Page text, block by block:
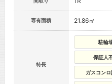
専有面積 21.86㎡
特長
駐輪
保証人
ガスコン